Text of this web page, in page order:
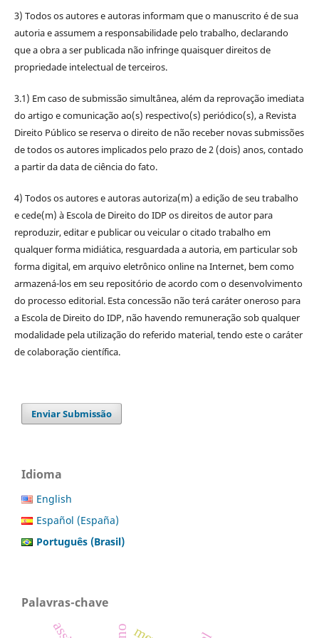
3) Todos os autores e autoras informam que o manuscrito é de sua
autoria e assumem a responsabilidade pelo trabalho, declarando
que a obra a ser publicada não infringe quaisquer direitos de
propriedade intelectual de terceiros.
3.1) Em caso de submissão simultânea, além da reprovação imediata
do artigo e comunicação ao(s) respectivo(s) periódico(s), a Revista
Direito Público se reserva o direito de não receber novas submissões
de todos os autores implicados pelo prazo de 2 (dois) anos, contado
a partir da data de ciência do fato.
4) Todos os autores e autoras autoriza(m) a edição de seu trabalho
e cede(m) à Escola de Direito do IDP os direitos de autor para
reproduzir, editar e publicar ou veicular o citado trabalho em
qualquer forma midiática, resguardada a autoria, em particular sob
forma digital, em arquivo eletrônico online na Internet, bem como
armazená-los em seu repositório de acordo com o desenvolvimento
do processo editorial. Esta concessão não terá caráter oneroso para
a Escola de Direito do IDP, não havendo remuneração sob qualquer
modalidade pela utilização do referido material, tendo este o caráter
de colaboração científica.
Enviar Submissão
Idioma
English
Español (España)
Português (Brasil)
Palavras-chave